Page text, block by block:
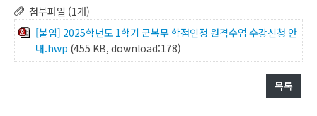
첨부파일 (1개)
[붙임] 2025학년도 1학기 군복무 학점인정 원격수업 수강신청 안
내.hwp (455 KB, download:178)
목록